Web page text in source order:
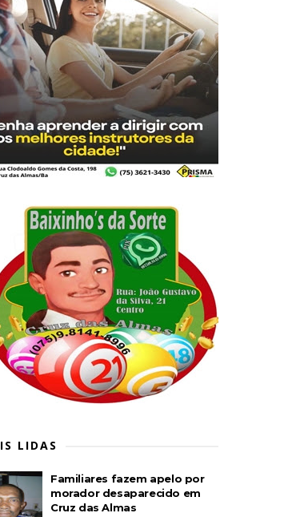
LIDAS
Familiares fazem apelo por
morador desaparecido em
Cruz das Almas